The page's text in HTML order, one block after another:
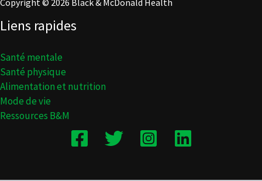
Copyright © 2026 Black & McDonald Health
Liens rapides
Santé mentale
Santé physique
Alimentation et nutrition
Mode de vie
Ressources B&M